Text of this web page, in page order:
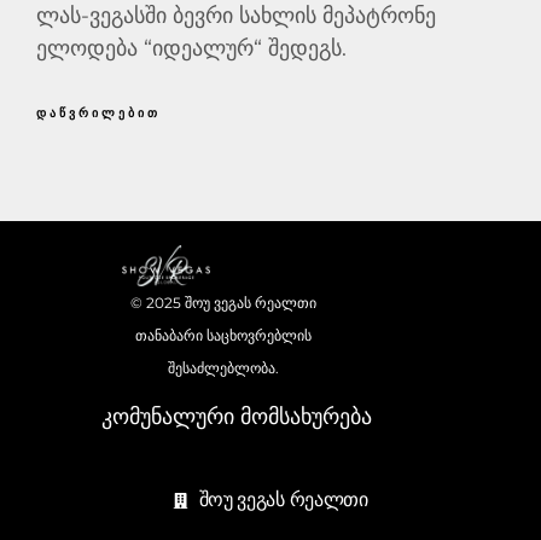
ლას-ვეგასში ბევრი სახლის მეპატრონე
ელოდება “იდეალურ“ შედეგს.
ᲓᲐᲬᲕᲠᲘᲚᲔᲑᲘᲗ
© 2025 შოუ ვეგას რეალთი
თანაბარი საცხოვრებლის
შესაძლებლობა.
კომუნალური მომსახურება
შოუ ვეგას რეალთი